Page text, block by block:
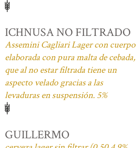
ICHNUSA NO FILTRADO
Assemini Cagliari Lager con cuerpo
elaborada con pura malta de cebada,
que al no estar filtrada tiene un
aspecto velado gracias a las
levaduras en suspensión. 5%
GUILLERMO